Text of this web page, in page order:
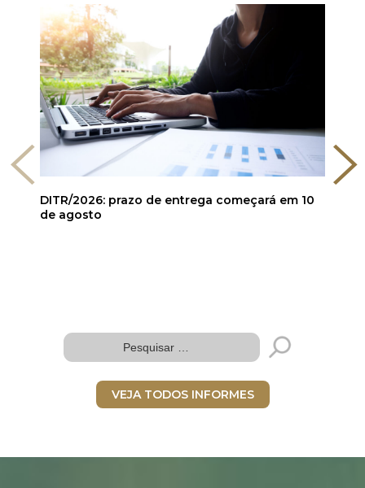
DITR/2026: prazo de entrega começará em 10
de agosto
VEJA TODOS INFORMES